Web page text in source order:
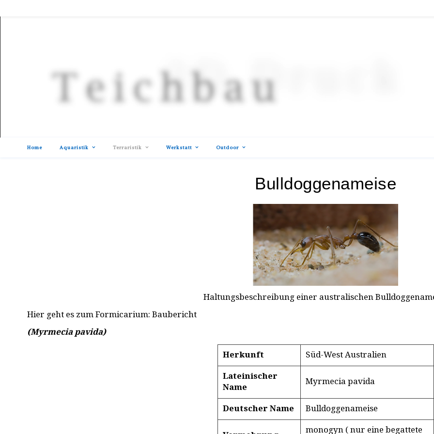
Home Aquaristik Terraristik Werkstatt Outdoor
Bulldoggenameise
Haltungsbeschreibung einer australischen
Hier geht es zum Formicarium:Baubericht
(Myrmecia pavida)
Herkunft
Süd-West Australien
Lateinischer
Name
Myrmecia pavida
Deutscher Name Bulldoggenameise
monogyn ( nur eine begattete